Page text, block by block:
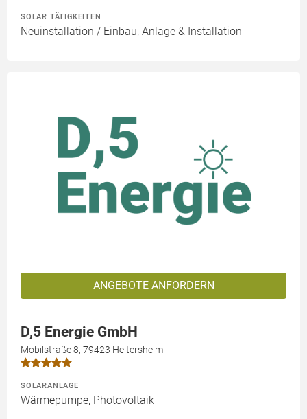
SOLAR TÄTIGKEITEN
Neuinstallation / Einbau, Anlage & Installation
ANGEBOTE ANFORDERN
D,5 Energie GmbH
Mobilstraße 8, 79423 Heitersheim
SOLARANLAGE
Wärmepumpe, Photovoltaik